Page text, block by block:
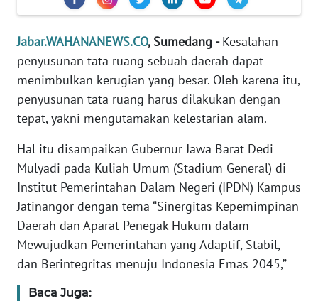
Jabar.WAHANANEWS.CO, Sumedang -Kesalahan
penyusunan tata ruang sebuah daerah dapat
menimbulkan kerugian yang besar. Oleh karena itu,
penyusunan tata ruang harus dilakukan dengan
tepat, yakni mengutamakan kelestarian alam.
Hal itu disampaikan Gubernur Jawa Barat Dedi
Mulyadi pada Kuliah Umum (Stadium General) di
Institut Pemerintahan Dalam Negeri (IPDN) Kampus
Jatinangor dengan tema “Sinergitas Kepemimpinan
Daerah dan Aparat Penegak Hukum dalam
Mewujudkan Pemerintahan yang Adaptif, Stabil,
dan Berintegritas menuju Indonesia Emas 2045,”
Baca Juga:
PEDOMAN
MEDIA
REDAKSI
KARIR
DISCLAIMER
Wahana
Regional